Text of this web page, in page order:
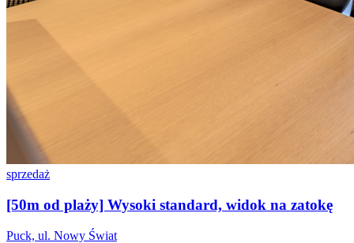
sprzedaż
[50m od plaży] Wysoki standard, widok na zatokę
Puck, ul. Nowy Świat